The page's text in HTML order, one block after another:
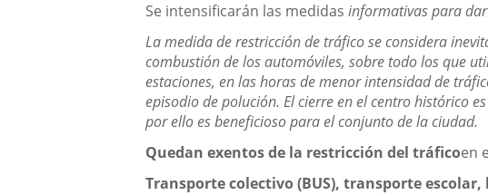
Se intensificarán las medidasinformativas para
La medida de restricción de tráfico se considera
combustión de los automóviles, sobre todo los que
estaciones, en las horas de menor intensidad de
episodio de polución. El cierre en el centro histórico
por ello es beneficioso para el conjunto de la ciudad.
Quedan exentos de la restricción del tráficoen
Transporte colectivo (BUS), transporte